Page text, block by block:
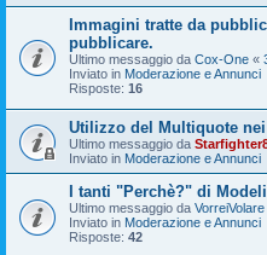
Immagini tratte da
pubblicare.
Ultimo messaggio da Cox-One «
Inviato in Moderazione e Annunci
Risposte: 16
Utilizzo del Multiquote nei
Ultimo messaggio da
Inviato in Moderazione e Annunci
I tanti "Perchè?" di
Ultimo messaggio da VorreiVolare
Inviato in Moderazione e Annunci
Risposte: 42